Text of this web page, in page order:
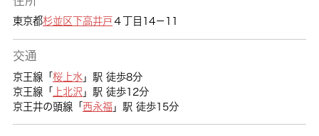
東京都杉並区 下高井戸 ４丁目14－11
交通
京王線「 桜上水 」駅 徒歩8分
京王線「
上北沢 」駅 徒歩12分
京王井の頭線「 西永福」駅 徒歩15分